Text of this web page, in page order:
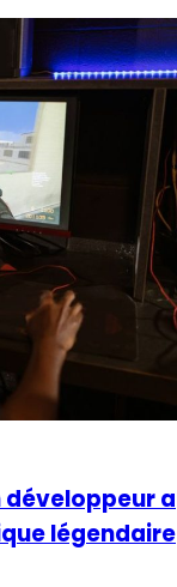
développeur a
légendaire